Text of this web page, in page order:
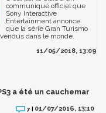
communiqué officiel que
Sony Interactive
Entertainment annonce
que la série Gran Turismo
dans le monde.
11/05/2018, 13:09
a été un cauchemar
7 | 01/07/2016, 13:10